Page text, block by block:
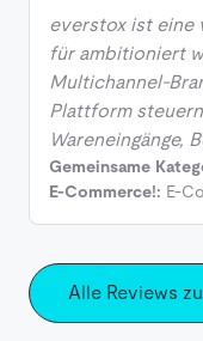
everstox ist eine
für ambitioniert
Multichannel-
Plattform
Wareneingänge,
Gemeinsame
E-Commerce!: E-
Alle Reviews